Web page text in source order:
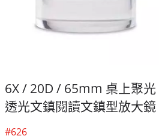
6X / 20D / 65mm 桌上聚光
透光文鎮閱讀文鎮型放大鏡
#626